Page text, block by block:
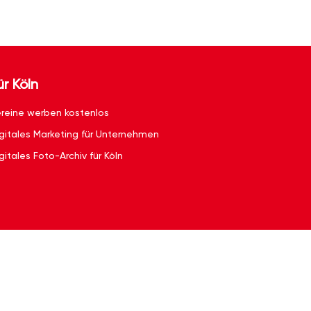
Köln
werben kostenlos
Marketing für Unternehmen
Foto-Archiv für Köln